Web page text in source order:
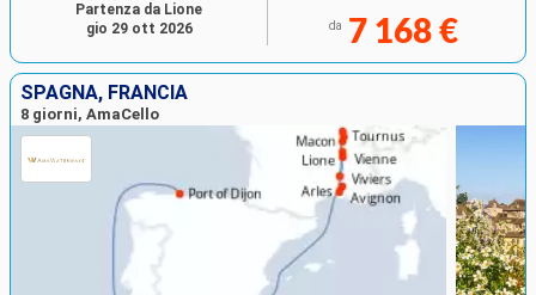
da 7 168 €
Partenza da Lione
gio 29 ott 2026
SPAGNA, FRANCIA
8 giorni, AmaCello